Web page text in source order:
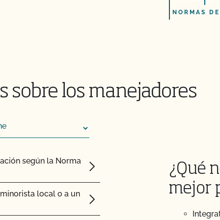
obtener ayuda con los
(añadir superficie,
mi operación y ver
NORMAS
sobre los manejadores
según la Norma
local o a un
¿Qué
mejor